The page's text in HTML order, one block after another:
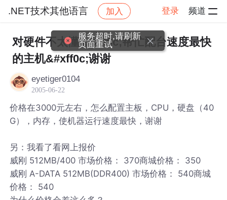
.NET技术其他语言 加入 登录 频道
社区 .NET技术其他语言 帖子详情
对硬件不太懂&#xff0c;帮忙配台速度最快
的主机&#xff0c;谢谢
eyetiger0104
2005-06-22
价格在3000元左右，怎么配置主板，CPU，硬盘（40
G），内存，使机器运行速度最快，谢谢
另：我看了看网上报价
威刚 512MB/400 市场价格： 370商城价格： 350
威刚 A-DATA 512MB(DDR400) 市场价格： 540商城
价格： 540
服务超时,请刷新
页面重试